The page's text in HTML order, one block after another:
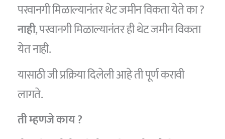
परवानगी मिळाल्यानंतर थेट जमीन विकता येते का ?
नाही, परवानगी मिळाल्यानंतर ही थेट जमीन विकता
येत नाही.
यासाठी जी प्रक्रिया दिलेली आहे ती पूर्ण करावी
लागते.
ती म्हणजे काय ?